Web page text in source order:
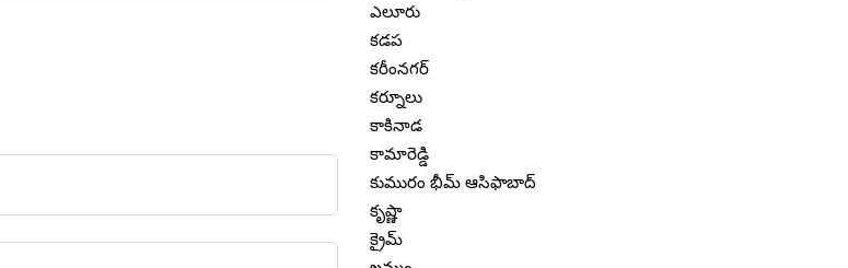
ఎలూరు
కడప
కరీంనగర్
కర్నూలు
కాకినాడ
కామారెడ్డి
కుమురం భీమ్ ఆసిఫాబాద్
కృష్ణా
క్రైమ్